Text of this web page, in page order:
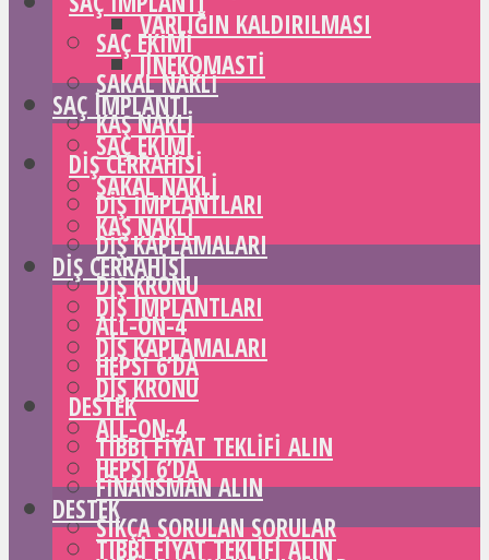
SAÇ EKIMI
SAKAL NAKLI
KAŞ NAKLI
DIŞ CERRAHISI
DIŞ IMPLANTLARI
DIŞ KAPLAMALARI
DIŞ KRONU
ALL-ON-4
HEPSI 6’DA
DESTEK
TIBBI FIYAT TEKLIFI ALIN
FINANSMAN ALIN
SIKÇA SORULAN SORULAR
VARLIĞIN KALDIRILMASI
JINEKOMASTI
SAÇ IMPLANTI
SAÇ EKIMI
SAKAL NAKLI
KAŞ NAKLI
DIŞ CERRAHISI
DIŞ IMPLANTLARI
DIŞ KAPLAMALARI
DIŞ KRONU
ALL-ON-4
HEPSI 6’DA
DESTEK
TIBBI FIYAT TEKLIFI ALIN